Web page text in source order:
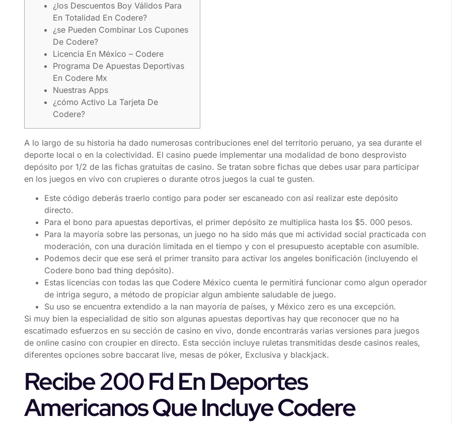
¿los Descuentos Boy Válidos Para
En Totalidad En Codere?
¿se Pueden Combinar Los Cupones
De Codere?
Licencia En México – Codere
Programa De Apuestas Deportivas
En Codere Mx
Nuestras Apps
¿cómo Activo La Tarjeta De
Codere?
A lo largo de su historia ha dado numerosas contribuciones enel del territorio peruano, ya sea durante el
deporte local o en la colectividad. El casino puede implementar una modalidad de bono desprovisto
depósito por 1/2 de las fichas gratuitas de casino. Se tratan sobre fichas que debes usar para participar
en los juegos en vivo con crupieres o durante otros juegos la cual te gusten.
Este código deberás traerlo contigo para poder ser escaneado con así realizar este depósito
directo.
Para el bono para apuestas deportivas, el primer depósito ze multiplica hasta los $5. 000 pesos.
Para la mayoría sobre las personas, un juego no ha sido más que mi actividad social practicada con
moderación, con una duración limitada en el tiempo y con el presupuesto aceptable con asumible.
Podemos decir que ese será el primer transito para activar los angeles bonificación (incluyendo el
Codere bono bad thing depósito).
Estas licencias con todas las que Codere México cuenta le permitirá funcionar como algun operador
de intriga seguro, a método de propiciar algun ambiente saludable de juego.
Su uso se encuentra extendido a la nan mayoría de países, y México zero es una excepción.
Si muy bien la especialidad de sitio son algunas apuestas deportivas hay que reconocer que no ha
escatimado esfuerzos en su sección de casino en vivo, donde encontrarás varias versiones para juegos
de online casino con croupier en directo. Esta sección incluye ruletas transmitidas desde casinos reales,
diferentes opciones sobre baccarat live, mesas de póker, Exclusiva y blackjack.
Recibe 200 Fd En Deportes
Americanos Que Incluye Codere